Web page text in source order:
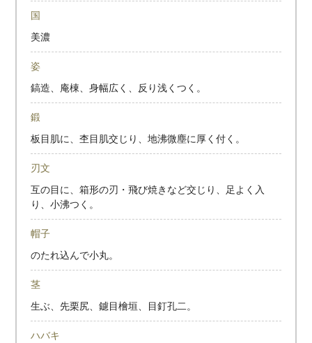
国
美濃
姿
鎬造、庵棟、身幅広く、反り浅くつく。
鍛
板目肌に、杢目肌交じり、地沸微塵に厚く付く。
刃文
互の目に、箱形の刃・飛び焼きなど交じり、足よく入
り、小沸つく。
帽子
のたれ込んで小丸。
茎
生ぶ、先栗尻、鑢目檜垣、目釘孔二。
ハバキ